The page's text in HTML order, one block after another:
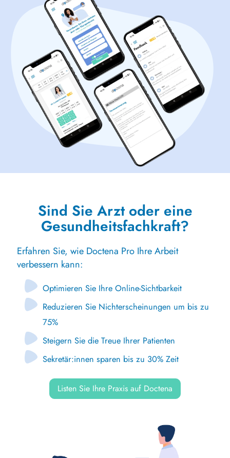
Sind Sie Arzt oder eine
Gesundheitsfachkraft?
Erfahren Sie, wie Doctena Pro Ihre Arbeit
verbessern kann:
Optimieren Sie Ihre Online-Sichtbarkeit
Reduzieren Sie Nichterscheinungen um bis zu
75%
Steigern Sie die Treue Ihrer Patienten
Sekretär:innen sparen bis zu 30% Zeit
Listen Sie Ihre Praxis auf Doctena